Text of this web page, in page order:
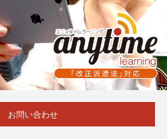
お問い合わせ